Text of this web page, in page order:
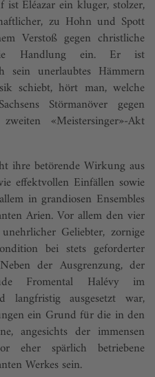
Éléazar ein kluger, stolzer,
zu Hohn und Spott
Verstoß gegen christliche
die Handlung ein. Er ist
unerlaubtes Hämmern
schiebt, hört man, welche
Störmanöver gegen
«Meistersinger»-Akt
ihre betörende Wirkung aus
effektvollen Einfällen sowie
in grandiosen Ensembles
Arien. Vor allem den vier
Geliebter, zornige
bei stets geforderter
der Ausgrenzung, der
Fromental Halévy im
langfristig ausgesetzt war,
ein Grund für die in den
angesichts der immensen
eher spärlich betriebene
Werkes sein.